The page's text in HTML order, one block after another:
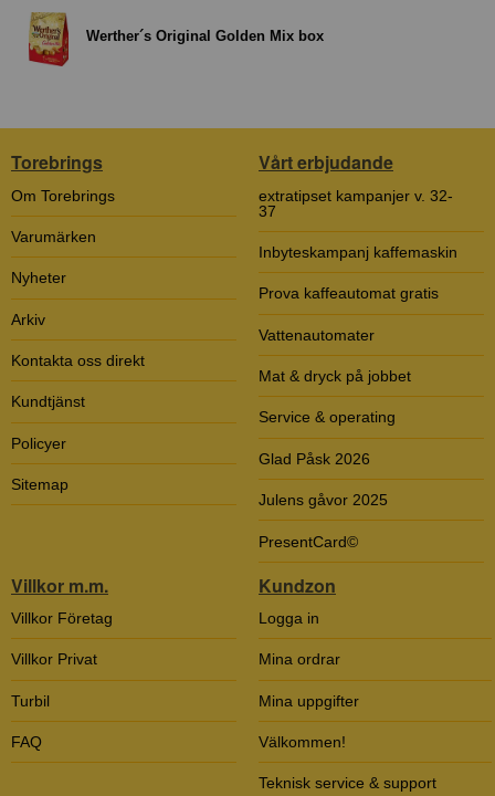
Werther´s Original Golden Mix box
Torebrings
Om Torebrings
Varumärken
Nyheter
Arkiv
Kontakta oss direkt
Kundtjänst
Policyer
Sitemap
Vårt erbjudande
extratipset kampanjer v. 32-
37
Inbyteskampanj kaffemaskin
Prova kaffeautomat gratis
Vattenautomater
Mat & dryck på jobbet
Service & operating
Glad Påsk 2026
Julens gåvor 2025
PresentCard©
Villkor m.m.
Villkor Företag
Villkor Privat
Turbil
FAQ
Kundzon
Logga in
Mina ordrar
Mina uppgifter
Välkommen!
Teknisk service & support